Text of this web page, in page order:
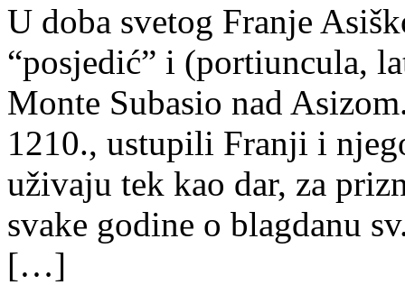
U doba svetog Franje
“posjedić” i (portiuncula,
Monte Subasio nad
1210., ustupili Franji i
uživaju tek kao dar, za
svake godine o blagdanu
[…]